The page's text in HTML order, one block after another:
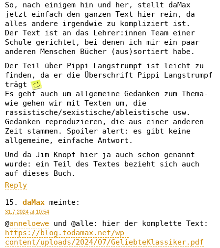
So, nach einigem hin und her, stellt daMax
jetzt einfach den ganzen Text hier rein, da
alles andere irgendwie zu kompliziert ist.
Der Text ist an das Lehrer:innen Team einer
Schule gerichtet, bei denen ich mir ein paar
anderen Menschen Bücher (aus)sortiert habe.
Der Teil über Pippi Langstrumpf ist leicht zu
finden, da er die Überschrift Pippi Langstrumpf
trägt
Es geht auch um allgemeine Gedanken zum Thema-
wie gehen wir mit Texten um, die
rassistische/sexistische/ableistische usw.
Gedanken reproduzieren, die aus einer anderen
Zeit stammen. Spoiler alert: es gibt keine
allgemeine, einfache Antwort.
Und da Jim Knopf hier ja auch schon genannt
wurde: ein Teil des Textes bezieht sich auch
auf dieses Buch.
Reply
daMax meinte:
31.7.2024 at 10:54
@anneloewe und @alle: hier der komplette Text:
https://blog.todamax.net/wp-
content/uploads/2024/07/GeliebteKlassiker.pdf